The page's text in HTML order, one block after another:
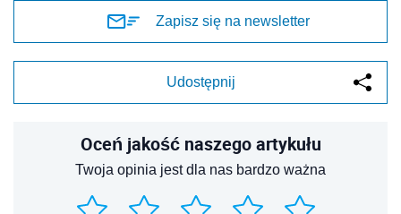
Zapisz się na newsletter
Udostępnij
Oceń jakość naszego artykułu
Twoja opinia jest dla nas bardzo ważna